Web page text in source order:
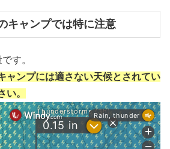
キャンプでは特に注意
す。
ャンプには適さない天候とされてい
い。